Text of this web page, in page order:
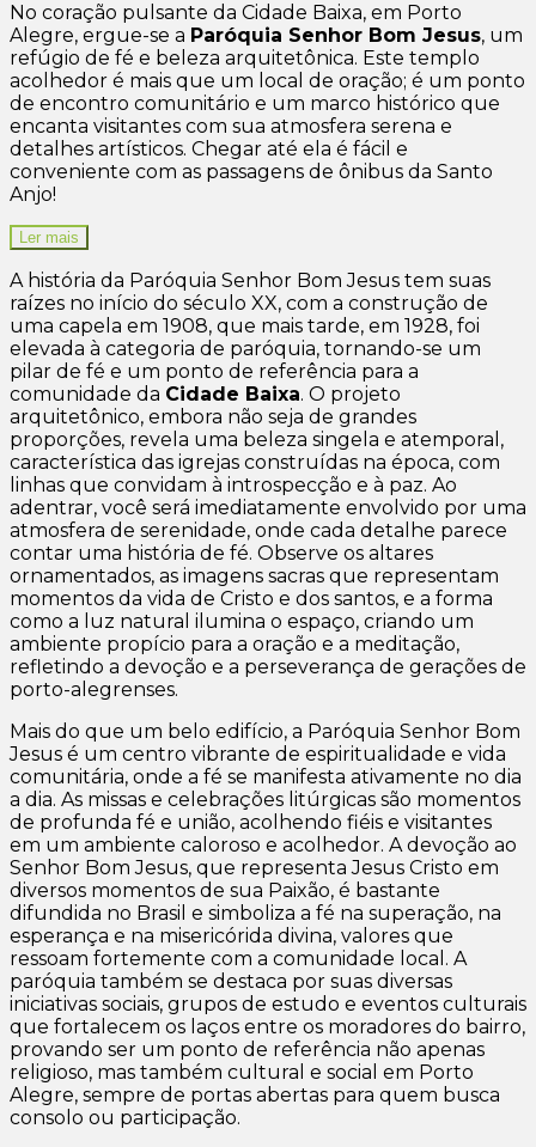
No coração pulsante da Cidade Baixa, em Porto
Alegre, ergue-se a Paróquia Senhor Bom Jesus, um
refúgio de fé e beleza arquitetônica. Este templo
acolhedor é mais que um local de oração; é um ponto
de encontro comunitário e um marco histórico que
encanta visitantes com sua atmosfera serena e
detalhes artísticos. Chegar até ela é fácil e
conveniente com as passagens de ônibus da Santo
Anjo!
Ler mais
A história da Paróquia Senhor Bom Jesus tem suas
raízes no início do século XX, com a construção de
uma capela em 1908, que mais tarde, em 1928, foi
elevada à categoria de paróquia, tornando-se um
pilar de fé e um ponto de referência para a
comunidade da Cidade Baixa. O projeto
arquitetônico, embora não seja de grandes
proporções, revela uma beleza singela e atemporal,
característica das igrejas construídas na época, com
linhas que convidam à introspecção e à paz. Ao
adentrar, você será imediatamente envolvido por uma
atmosfera de serenidade, onde cada detalhe parece
contar uma história de fé. Observe os altares
ornamentados, as imagens sacras que representam
momentos da vida de Cristo e dos santos, e a forma
como a luz natural ilumina o espaço, criando um
ambiente propício para a oração e a meditação,
refletindo a devoção e a perseverança de gerações de
porto-alegrenses.
Mais do que um belo edifício, a Paróquia Senhor Bom
Jesus é um centro vibrante de espiritualidade e vida
comunitária, onde a fé se manifesta ativamente no dia
a dia. As missas e celebrações litúrgicas são momentos
de profunda fé e união, acolhendo fiéis e visitantes
em um ambiente caloroso e acolhedor. A devoção ao
Senhor Bom Jesus, que representa Jesus Cristo em
diversos momentos de sua Paixão, é bastante
difundida no Brasil e simboliza a fé na superação, na
esperança e na misericórida divina, valores que
ressoam fortemente com a comunidade local. A
paróquia também se destaca por suas diversas
iniciativas sociais, grupos de estudo e eventos culturais
que fortalecem os laços entre os moradores do bairro,
provando ser um ponto de referência não apenas
religioso, mas também cultural e social em Porto
Alegre, sempre de portas abertas para quem busca
consolo ou participação.